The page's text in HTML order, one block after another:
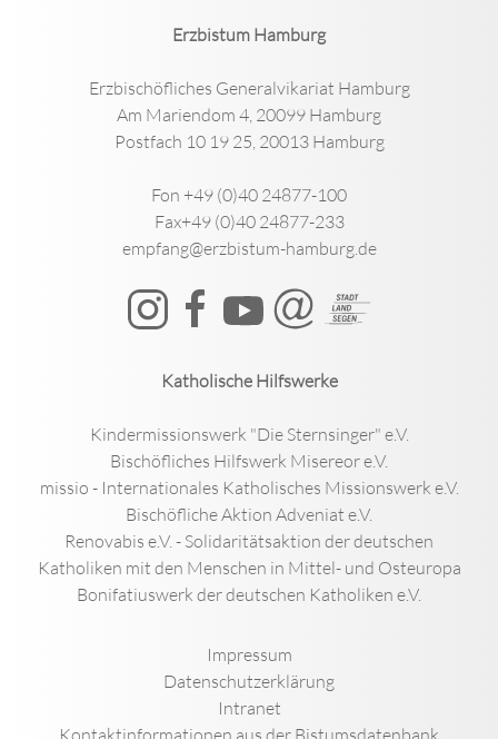
Erzbistum Hamburg
Erzbischöfliches Generalvikariat Hamburg
Am Mariendom 4, 20099 Hamburg
Postfach 10 19 25, 20013 Hamburg
Fon +49 (0)40 24877-100
Fax+49 (0)40 24877-233
empfang@erzbistum-hamburg.de
Katholische Hilfswerke
Kindermissionswerk "Die Sternsinger" e.V.
Bischöfliches Hilfswerk Misereor e.V.
missio - Internationales Katholisches Missionswerk e.V.
Bischöfliche Aktion Adveniat e.V.
Renovabis e.V. - Solidaritätsaktion der deutschen
Katholiken mit den Menschen in Mittel- und Osteuropa
Bonifatiuswerk der deutschen Katholiken e.V.
Impressum
Datenschutzerklärung
Intranet